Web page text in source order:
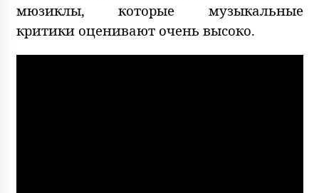
мюзиклы, которые музыкальные
критики оценивают очень высоко.